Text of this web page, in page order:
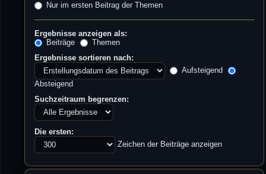
Nur im ersten Beitrag der Themen
Ergebnisse anzeigen als:
Beiträge
Themen
Ergebnisse sortieren nach:
Aufsteigend
Absteigend
Suchzeitraum begrenzen:
Die ersten:
Zeichen der Beiträge anzeigen